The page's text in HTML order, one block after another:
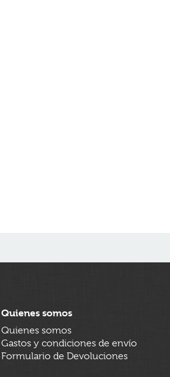
Quienes somos
Quienes somos
Gastos y condiciones de envío
Formulario de Devoluciones